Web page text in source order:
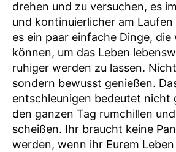
drehen und zu versuchen, es
und kontinuierlicher am
es ein paar einfache Dinge,
können, um das Leben
ruhiger werden zu lassen.
sondern bewusst genießen.
entschleunigen bedeutet nicht
den ganzen Tag rumchillen
scheißen. Ihr braucht keine
werden, wenn ihr Eurem